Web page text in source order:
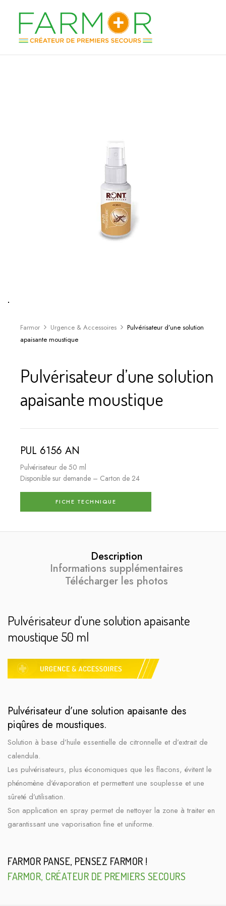
Farmor Urgence & Accessoires
Pulvérisateur d’une solution
apaisante moustique
Pulvérisateur d’une solution
apaisante moustique
PUL 6156 AN
Pulvérisateur de 50 ml
Disponible sur demande – Carton de 24
FICHE TECHNIQUE
Description
Informations supplémentaires
Télécharger les photos
Pulvérisateur d’une solution apaisante
moustique 50 ml
Pulvérisateur d’une solution apaisante des
piqûres de moustiques.
Solution à base d’huile essentielle de citronnelle et d’extrait de
calendula.
Les pulvérisateurs, plus économiques que les flacons, évitent le
phénomène d’évaporation et permettent une souplesse et une
sûreté d’utilisation.
Son application en spray permet de nettoyer la zone à traiter en
garantissant une vaporisation fine et uniforme.
FARMOR PANSE, PENSEZ FARMOR !
FARMOR, CRÉATEUR DE PREMIERS SECOURS